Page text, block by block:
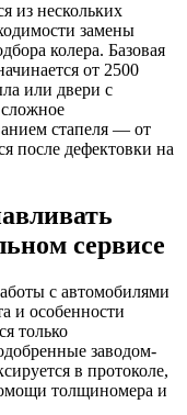
из нескольких
замены
колера. Базовая
от 2500
или двери с
стапеля — от
после дефектовки на
сервисе
с автомобилями
и особенности
только
заводом-
в протоколе,
толщиномера и